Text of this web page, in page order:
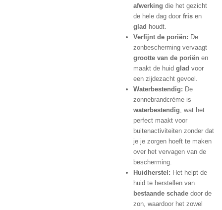
afwerking die het gezicht
de hele dag door frisen
glad houdt.
Verfijnt de poriën: De
zonbescherming vervaagt
grootte van de poriën en
maakt de huid glad voor
een zijdezacht gevoel.
Waterbestendig: De
zonnebrandcrème is
waterbestendig, wat het
perfect maakt voor
buitenactiviteiten zonder dat
je je zorgen hoeft te maken
over het vervagen van de
bescherming.
Huidherstel: Het helpt de
huid te herstellen van
bestaande schadedoor de
zon, waardoor het zowel